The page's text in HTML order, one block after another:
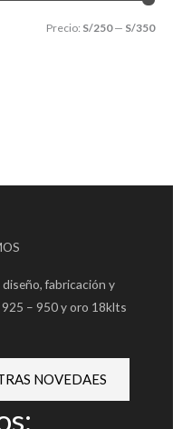
Precio: S/250— S/350
fabricación y
– 950 y oro 18klts
NOVEDAES